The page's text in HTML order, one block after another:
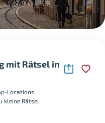
mit Rätsel in
Locations
kleine Rätsel